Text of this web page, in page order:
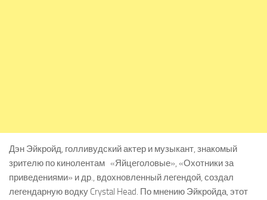
Дэн Эйкройд, голливудский актер и музыкант, знакомый
зрителю по кинолентам «Яйцеголовые», «Охотники за
приведениями» и др., вдохновленный легендой, создал
легендарную водку Crystal Head. По мнению Эйкройда, этот